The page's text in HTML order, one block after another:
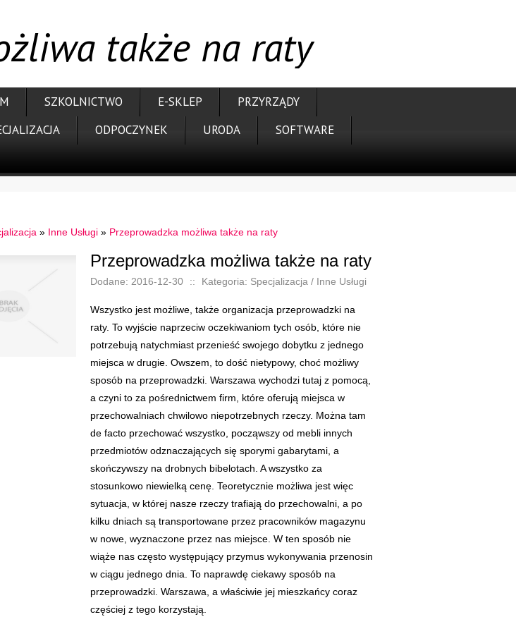
także na raty
SZKOLNICTWO E-SKLEP
PRZYRZĄDY
ODPOCZYNEK URODA
SOFTWARE
» Inne Usługi» Przeprowadzka możliwa także na raty
Przeprowadzka możliwa także na raty
Dodane: 2016-12-30 :: Kategoria: Specjalizacja / Inne Usługi
Wszystko jest możliwe, także organizacja przeprowadzki na
raty. To wyjście naprzeciw oczekiwaniom tych osób, które nie
potrzebują natychmiast przenieść swojego dobytku z jednego
miejsca w drugie. Owszem, to dość nietypowy, choć możliwy
sposób na przeprowadzki. Warszawa wychodzi tutaj z pomocą,
a czyni to za pośrednictwem firm, które oferują miejsca w
przechowalniach chwilowo niepotrzebnych rzeczy. Można tam
de facto przechować wszystko, począwszy od mebli innych
przedmiotów odznaczających się sporymi gabarytami, a
skończywszy na drobnych bibelotach. A wszystko za
stosunkowo niewielką cenę. Teoretycznie możliwa jest więc
sytuacja, w której nasze rzeczy trafiają do przechowalni, a po
kilku dniach są transportowane przez pracowników magazynu
w nowe, wyznaczone przez nas miejsce. W ten sposób nie
wiąże nas często występujący przymus wykonywania przenosin
w ciągu jednego dnia. To naprawdę ciekawy sposób na
przeprowadzki. Warszawa, a właściwie jej mieszkańcy coraz
częściej z tego korzystają.